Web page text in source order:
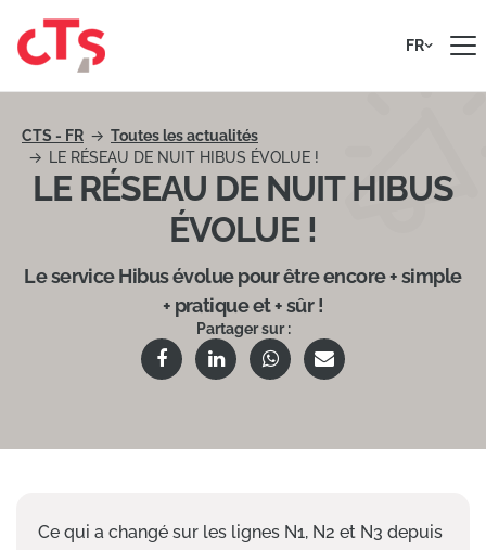
FR
CTS - FR
Toutes les actualités
LE RÉSEAU DE NUIT HIBUS ÉVOLUE !
LE RÉSEAU DE NUIT HIBUS
ÉVOLUE !
Le service Hibus évolue pour être encore + simple
+ pratique et + sûr !
Partager sur :
Ce qui a changé sur les lignes N1, N2 et N3 depuis